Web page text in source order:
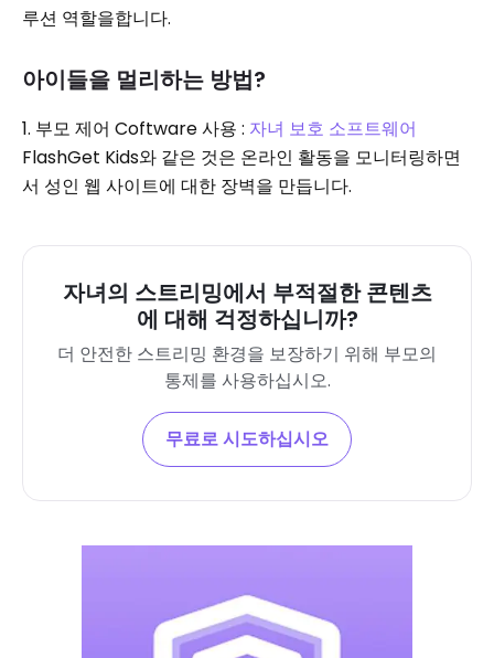
루션 역할을합니다.
아이들을 멀리하는 방법?
1. 부모 제어 Coftware 사용 : 자녀 보호 소프트웨어
FlashGet Kids와 같은 것은 온라인 활동을 모니터링하면
서 성인 웹 사이트에 대한 장벽을 만듭니다.
자녀의 스트리밍에서 부적절한 콘텐츠
에 대해 걱정하십니까?
더 안전한 스트리밍 환경을 보장하기 위해 부모의
통제를 사용하십시오.
무료로 시도하십시오